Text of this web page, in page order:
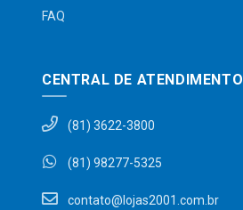
FAQ
CENTRAL DE ATENDIMENTO
(81) 3622-3800
(81) 98277-5325
contato@lojas2001.com.br